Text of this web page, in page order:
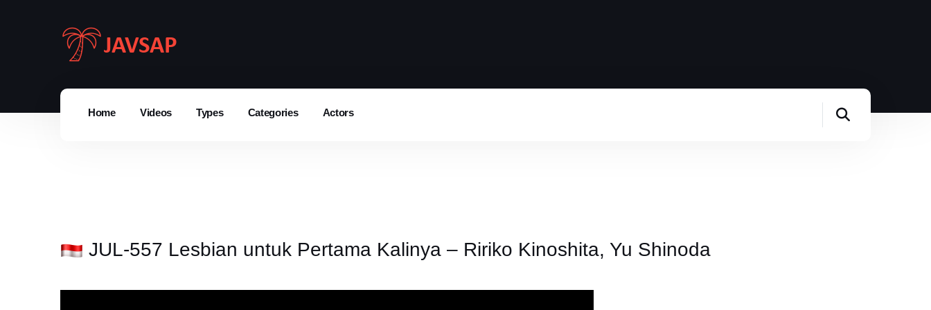
Home Videos Types Categories Actors
JUL-557 Lesbian untuk Pertama Kalinya – Ririko Kinoshita, Yu Shinoda